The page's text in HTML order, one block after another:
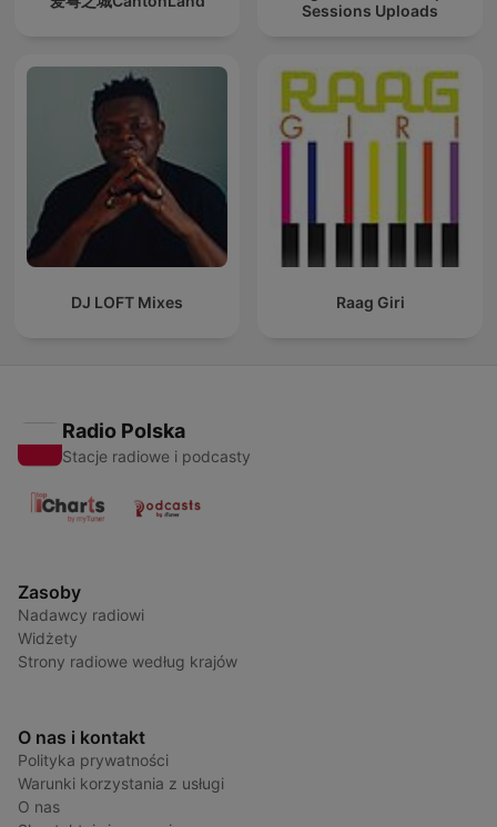
Sessions Uploads
DJ LOFT Mixes Raag Giri
Radio Polska
Stacje radiowe i podcasty
Zasoby
Nadawcy radiowi
Widżety
Strony radiowe według krajów
O nas i kontakt
Polityka prywatności
Warunki korzystania z usługi
O nas